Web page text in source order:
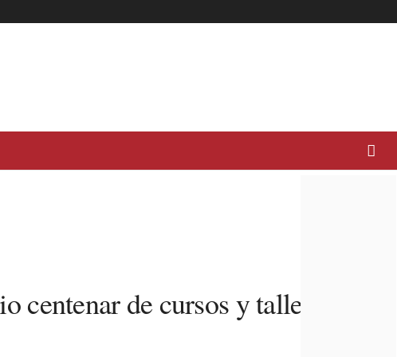
de cursos y talleres en